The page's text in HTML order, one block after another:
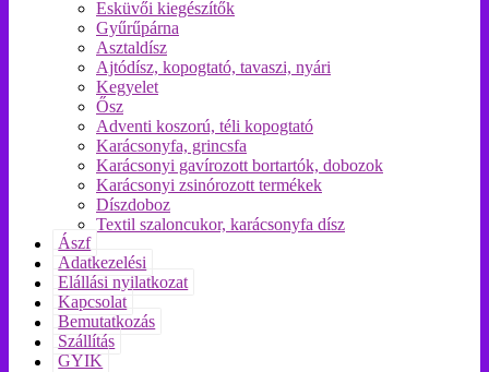
Esküvői kiegészítők
Gyűrűpárna
Asztaldísz
Ajtódísz, kopogtató, tavaszi, nyári
Kegyelet
Ősz
Adventi koszorú, téli kopogtató
Karácsonyfa, grincsfa
Karácsonyi gavírozott bortartók, dobozok
Karácsonyi zsinórozott termékek
Díszdoboz
Textil szaloncukor, karácsonyfa dísz
Ászf
Adatkezelési
Elállási nyilatkozat
Kapcsolat
Bemutatkozás
Szállítás
GYIK